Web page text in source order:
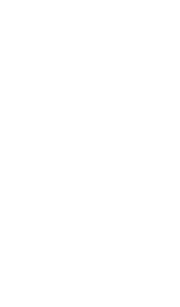
Menge